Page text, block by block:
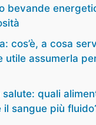
bevande
cos’è, a cosa
utile assumerla
salute: quali
il sangue più